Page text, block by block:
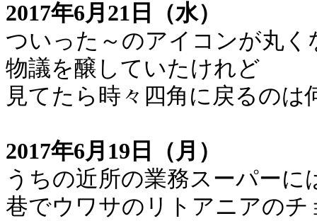
2017年6月21日（水）
ついった～のアイコンが丸く
物議を醸していたけれど
見てたら時々四角に戻るのは
2017年6月19日（月）
うちの近所の業務スーパーに
巷でウワサのリトアニアのチ